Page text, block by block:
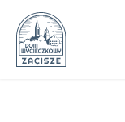
content